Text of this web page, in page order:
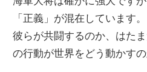
「正義」が混在しています。
彼らが共闘するのか、はた
の行動が世界をどう動かす